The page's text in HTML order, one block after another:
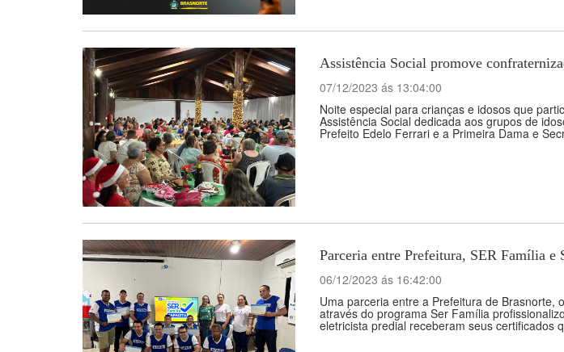
Assistência Social promove
07/12/2023 ás 13:04:00
Noite especial para crianças e idosos que
Assistência Social dedicada aos grupos de
Prefeito Edelo Ferrari e a Primeira Dama e
Parceria entre Prefeitura, SER Família e
06/12/2023 ás 16:42:00
Uma parceria entre a Prefeitura de Brasnorte,
através do programa Ser Família
eletricista predial receberam seus certificados